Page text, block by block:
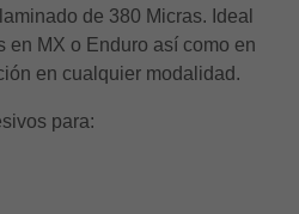
de 380 Micras. Ideal
en MX o Enduro así como en
en cualquier modalidad.
para: